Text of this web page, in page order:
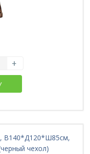
+
В140*Д120*Ш85см,
чехол)